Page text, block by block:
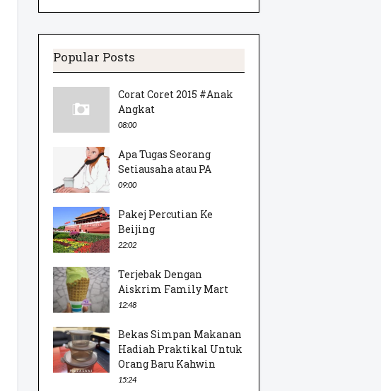
Popular Posts
Corat Coret 2015 #Anak
Angkat
08:00
Apa Tugas Seorang
Setiausaha atau PA
09:00
Pakej Percutian Ke
Beijing
22:02
Terjebak Dengan
Aiskrim Family Mart
12:48
Bekas Simpan Makanan
Hadiah Praktikal Untuk
Orang Baru Kahwin
15:24